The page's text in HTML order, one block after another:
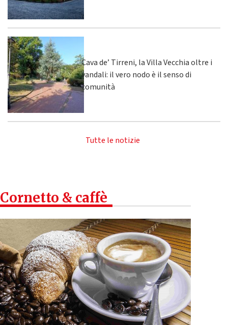
Cava de’ Tirreni, la Villa Vecchia oltre i
vandali: il vero nodo è il senso di
comunità
Tutte le notizie
Cornetto & caffè